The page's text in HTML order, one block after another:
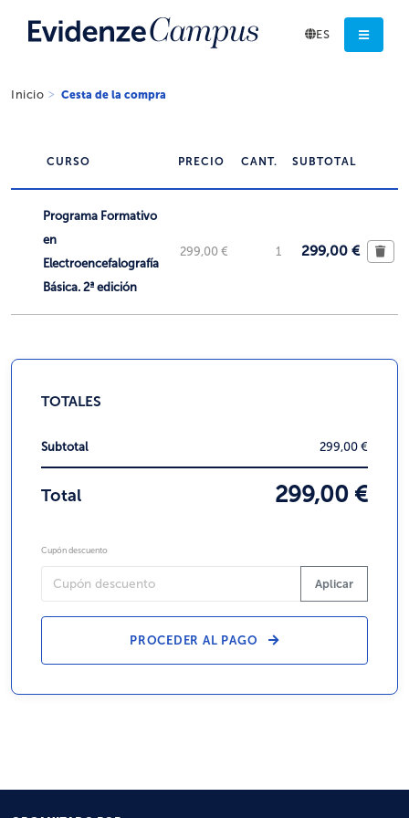
ES
Inicio Cesta de la compra
CURSO PRECIO CANT. SUBTOTAL
Programa Formativo
en
Electroencefalografía
Básica. 2ª edición
299,00 € 1 299,00 €
TOTALES
Subtotal 299,00 €
Total 299,00 €
Cupón descuento
Aplicar
PROCEDER AL PAGO